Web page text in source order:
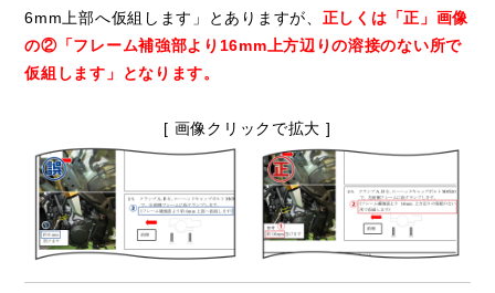
6mm上部へ仮組します」とありますが、 正しくは「正」画像
の②「フレーム補強部より16mm上方辺りの溶接のない所で
仮組します」となります。
[ 画像クリックで拡大 ]